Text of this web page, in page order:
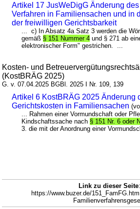
Artikel 17 JusWeDigG Änderung
Verfahren in Familiensachen und in
der freiwilligen Gerichtsbarkeit
... c) In Absatz 4a Satz 3 werden die
gemäß § 151 Nummer 4 und § 271 ab
elektronischer Form" gestrichen. ...
Kosten- und
(KostBRÄG 2025)
G. v. 07.04.2025 BGBl. 2025 I Nr. 109, 139
Artikel 6 KostBRÄG 2025 Änderung
Gerichtskosten in Familiensachen
... Rahmen einer Vormundschaft oder
Kindschaftssache nach § 151 Nr. 6 oder
3. die mit der Anordnung einer
Link zu dieser Seite:
https://www.buzer.de/